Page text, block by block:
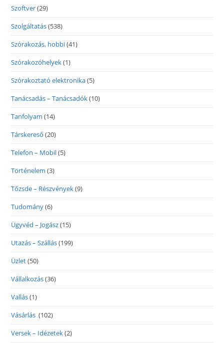
Szoftver(29)
Szolgáltatás(538)
Szórakozás, hobbi(41)
Szórakozóhelyek(1)
Szórakoztató elektronika(5)
Tanácsadás – Tanácsadók(10)
Tanfolyam (14)
Társkereső (20)
Telefon – Mobil(5)
Történelem (3)
Tőzsde – Részvények(9)
Tudomány(6)
Ügyvéd – Jogász(15)
Utazás – Szállás(199)
Üzlet(50)
Vállalkozás(36)
Vallás(1)
Vásárlás (102)
Versek – Idézetek(2)